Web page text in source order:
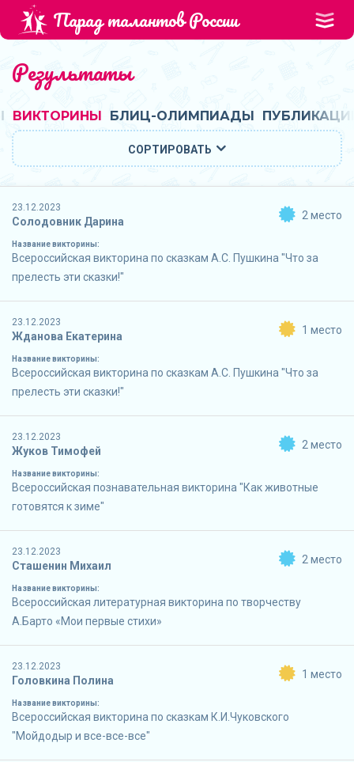
Парад талантов России
Результаты
ВИКТОРИНЫ БЛИЦ-ОЛИМПИАДЫ
СОРТИРОВАТЬ
23.12.2023
Солодовник Дарина
Название викторины:
Всероссийская викторина по сказкам А.С. Пушкина "Что за
прелесть эти сказки!"
2 место
23.12.2023
Жданова Екатерина
Название викторины:
Всероссийская викторина по сказкам А.С. Пушкина "Что за
прелесть эти сказки!"
1 место
23.12.2023
Жуков Тимофей
Название викторины:
Всероссийская познавательная викторина "Как животные
готовятся к зиме"
2 место
23.12.2023
Сташенин Михаил
Название викторины:
Всероссийская литературная викторина по творчеству
А.Барто «Мои первые стихи»
2 место
23.12.2023
Головкина Полина
Название викторины:
Всероссийская викторина по сказкам К.И.Чуковского
"Мойдодыр и все-все-все"
1 место